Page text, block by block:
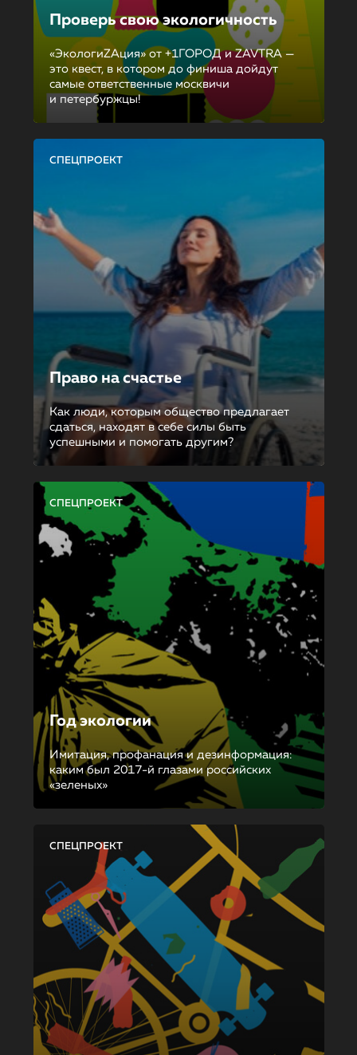
Проверь свою экологичность
«ЭкологиZAция» от +1ГОРОД и ZAVTRA —
это квест, в котором до финиша дойдут
самые ответственные москвичи
и петербуржцы!
СПЕЦПРОЕКТ
Право на счастье
Как люди, которым общество предлагает
сдаться, находят в себе силы быть
успешными и помогать другим?
СПЕЦПРОЕКТ
Год экологии
Имитация, профанация и дезинформация:
каким был 2017-й глазами российских
«зеленых»
СПЕЦПРОЕКТ